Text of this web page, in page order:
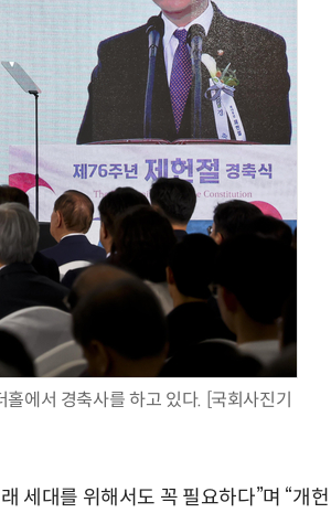
에서 경축사를 하고 있다. [국회사진기
세대를 위해서도 꼭 필요하다”며 “개헌